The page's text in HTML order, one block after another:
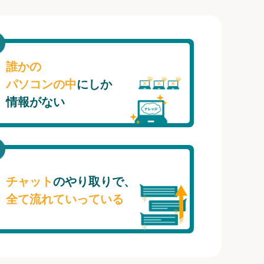
誰かの
パソコンの中にしか
情報がない
チャットのやり取りで、
全て流れていっている